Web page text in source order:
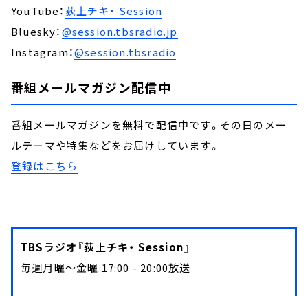
YouTube： 荻上チキ・ Session
Bluesky：@session.tbsradio.jp
Instagram：@session.tbsradio
番組メールマガジン配信中
番組メールマガジンを無料で配信中です。その日のメー
ルテーマや特集などをお届けしています。
登録はこちら
TBSラジオ『荻上チキ・ Session』
毎週月曜～金曜 17:00 - 20:00放送